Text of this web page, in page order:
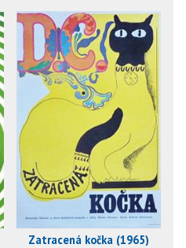
Zatracená kočka (1965)